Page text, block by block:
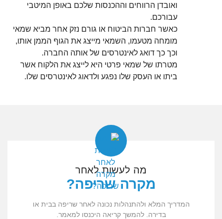
ואובדן הרווחים וההכנסות שלכם באופן המיטבי
עבורכם.
כאשר חברות הביטוח או גורם נזק אחר מביא שמאי
מומחה מטעמו, השמאי מייצג את הגוף הממן אותו,
וכך כך דואג לאינטרסים של אותה החברה.
מטרתו של שמאי פרטי היא לייצג את הלקוח אשר
ביתו או העסק שלו נפגע ולדאוג לאינטרסים שלו.
מה לעשות לאחר
מקרה שריפה?
המדריך המלא ולהתנהלות נכונה לאחר שריפה בבית או
בדירה. להמשך קריאה היכנסו למאמר.